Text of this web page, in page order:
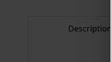
Description